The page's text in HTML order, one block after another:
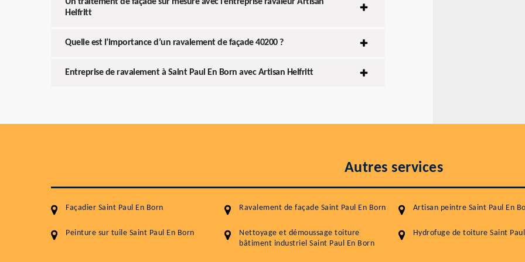
Helfritt
Quelle est l’importance d’un ravalement de façade 40200 ?
Entreprise de ravalement à Saint Paul En Born avec Artisan Helfritt
Autres services
Façadier Saint Paul En Born Ravalement de façade Saint Paul En Born Artisan peintre Saint Paul En
Peinture sur tuile Saint Paul En Born
Nettoyage et démoussage toiture
bâtiment industriel Saint Paul En Born
Hydrofuge de toiture Saint